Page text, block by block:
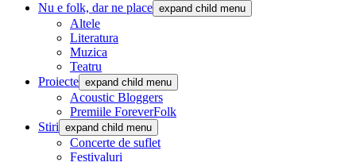
Nu e folk, dar ne place expand child menu
Altele
Literatura
Muzica
Teatru
Proiecte expand child menu
Acoustic Bloggers
Premiile ForeverFolk
Stiri expand child menu
Concerte de suflet
Festivaluri